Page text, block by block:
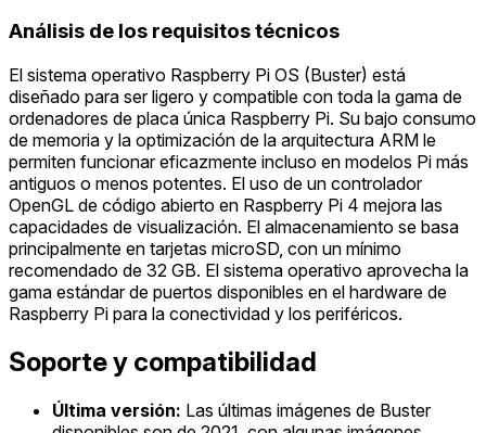
Análisis de los requisitos técnicos
El sistema operativo Raspberry Pi OS (Buster) está
diseñado para ser ligero y compatible con toda la gama de
ordenadores de placa única Raspberry Pi. Su bajo consumo
de memoria y la optimización de la arquitectura ARM le
permiten funcionar eficazmente incluso en modelos Pi más
antiguos o menos potentes. El uso de un controlador
OpenGL de código abierto en Raspberry Pi 4 mejora las
capacidades de visualización. El almacenamiento se basa
principalmente en tarjetas microSD, con un mínimo
recomendado de 32 GB. El sistema operativo aprovecha la
gama estándar de puertos disponibles en el hardware de
Raspberry Pi para la conectividad y los periféricos.
Soporte y compatibilidad
Última versión: Las últimas imágenes de Buster